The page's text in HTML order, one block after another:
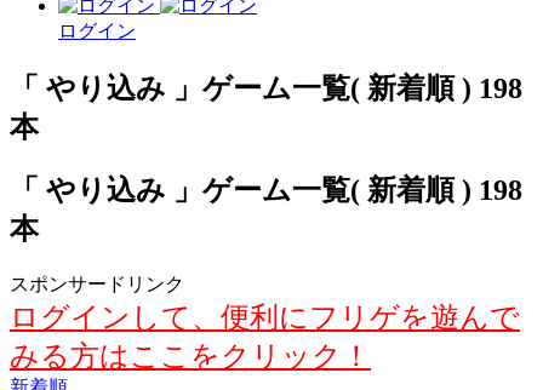
ログイン
「 やり込み 」ゲーム一覧( 新着順 ) 198
本
「 やり込み 」ゲーム一覧( 新着順 ) 198
本
スポンサードリンク
ログインして、便利にフリゲを遊んで
みる方はここをクリック！